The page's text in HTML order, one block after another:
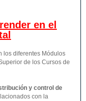
en el
los diferentes Módulos
de los Cursos de
y control de
con la